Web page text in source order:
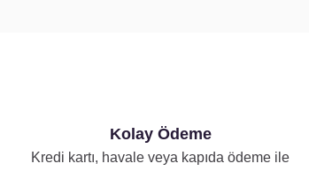
Kolay Ödeme
Kredi kartı, havale veya kapıda ödeme ile